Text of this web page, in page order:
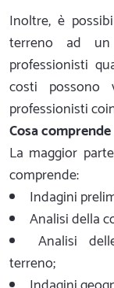
Inoltre, è
terreno ad
professionisti
costi
professionisti
Cosa
La maggior
comprende:
Indagini
Analisi della
Analisi
terreno;